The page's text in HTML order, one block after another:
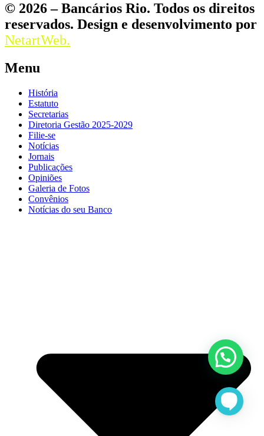
© 2026 – Bancários Rio. Todos os direitos
reservados. Design e desenvolvimento por
NetartWeb.
Menu
História
Estatuto
Secretarias
Diretoria Gestão 2025-2029
Filie-se
Notícias
Jornais
Publicações
Opiniões
Galeria de Fotos
Convênios
Notícias do seu Banco